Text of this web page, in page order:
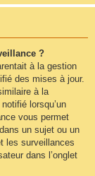
?
à la gestion
des mises à jour.
à la
lorsqu’un
vous permet
un sujet ou un
les surveillances
dans l’onglet